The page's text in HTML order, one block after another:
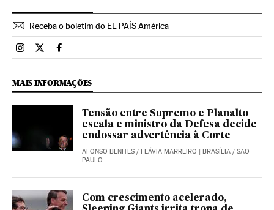
Receba o boletim do EL PAÍS América
Brasil El País Brasil en Instagram
Brasil El País Brasil en Twitter
Brasil El País Brasil en Facebook
MAIS INFORMAÇÕES
Tensão entre Supremo e Planalto
escala e ministro da Defesa decide
endossar advertência à Corte
AFONSO BENITES / FLÁVIA MARREIRO | BRASÍLIA / SÃO
PAULO
Com crescimento acelerado,